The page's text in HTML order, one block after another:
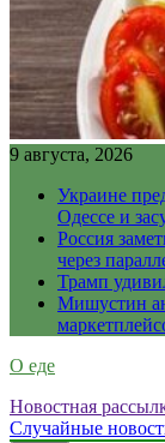
9 августа, 2026
Украине
Одессе и
Россия
через
Трамп
Мишустин
О еде
Новостная
Случайные